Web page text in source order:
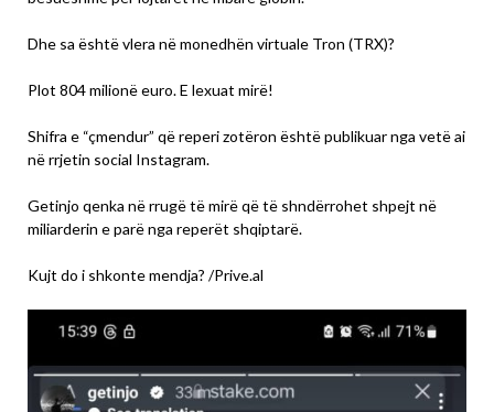
Dhe sa është vlera në monedhën virtuale Tron (TRX)?
Plot 804 milionë euro. E lexuat mirë!
Shifra e “çmendur” që reperi zotëron është publikuar nga vetë ai
në rrjetin social Instagram.
Getinjo qenka në rrugë të mirë që të shndërrohet shpejt në
miliarderin e parë nga reperët shqiptarë.
Kujt do i shkonte mendja? /Prive.al